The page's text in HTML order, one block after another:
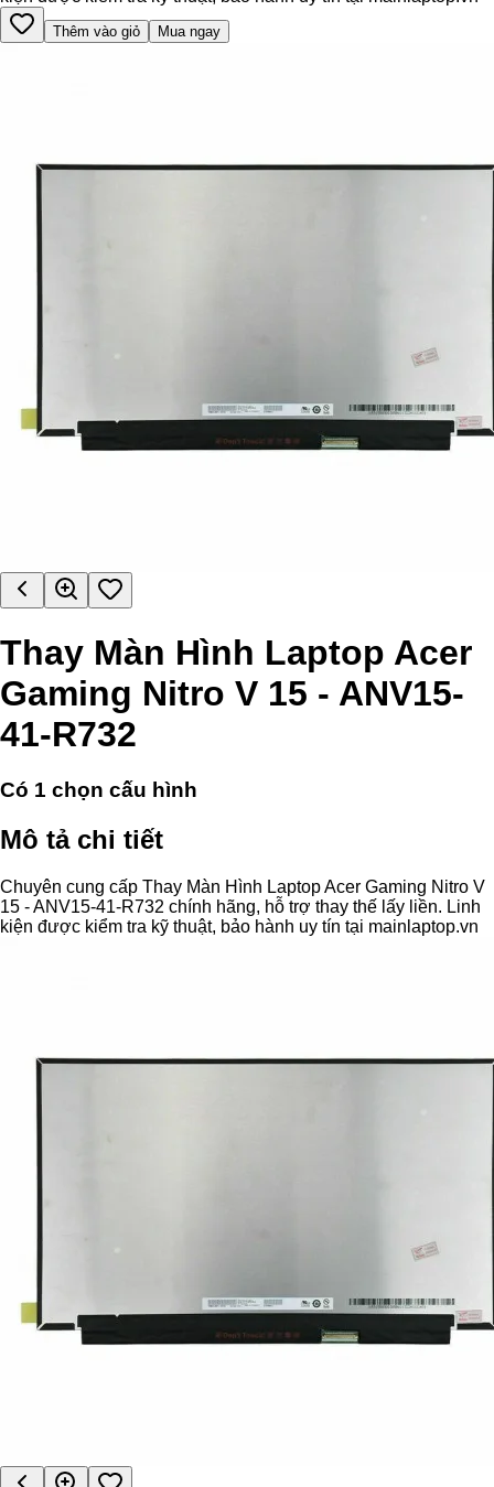
Thêm vào giỏ Mua ngay
Thay Màn Hình Laptop Acer
Gaming Nitro V 15 - ANV15-
41-R732
Có 1 chọn cấu hình
Mô tả chi tiết
Chuyên cung cấp Thay Màn Hình Laptop Acer Gaming Nitro V
15 - ANV15-41-R732 chính hãng, hỗ trợ thay thế lấy liền. Linh
kiện được kiểm tra kỹ thuật, bảo hành uy tín tại mainlaptop.vn